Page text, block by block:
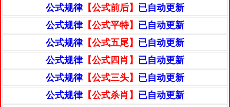
公式规律【公式前后】 已自动更新
公式规律【公式平特】 已自动更新
公式规律【公式五尾】 已自动更新
公式规律【公式四肖】 已自动更新
公式规律【公式三头】 已自动更新
公式规律【公式杀肖】 已自动更新